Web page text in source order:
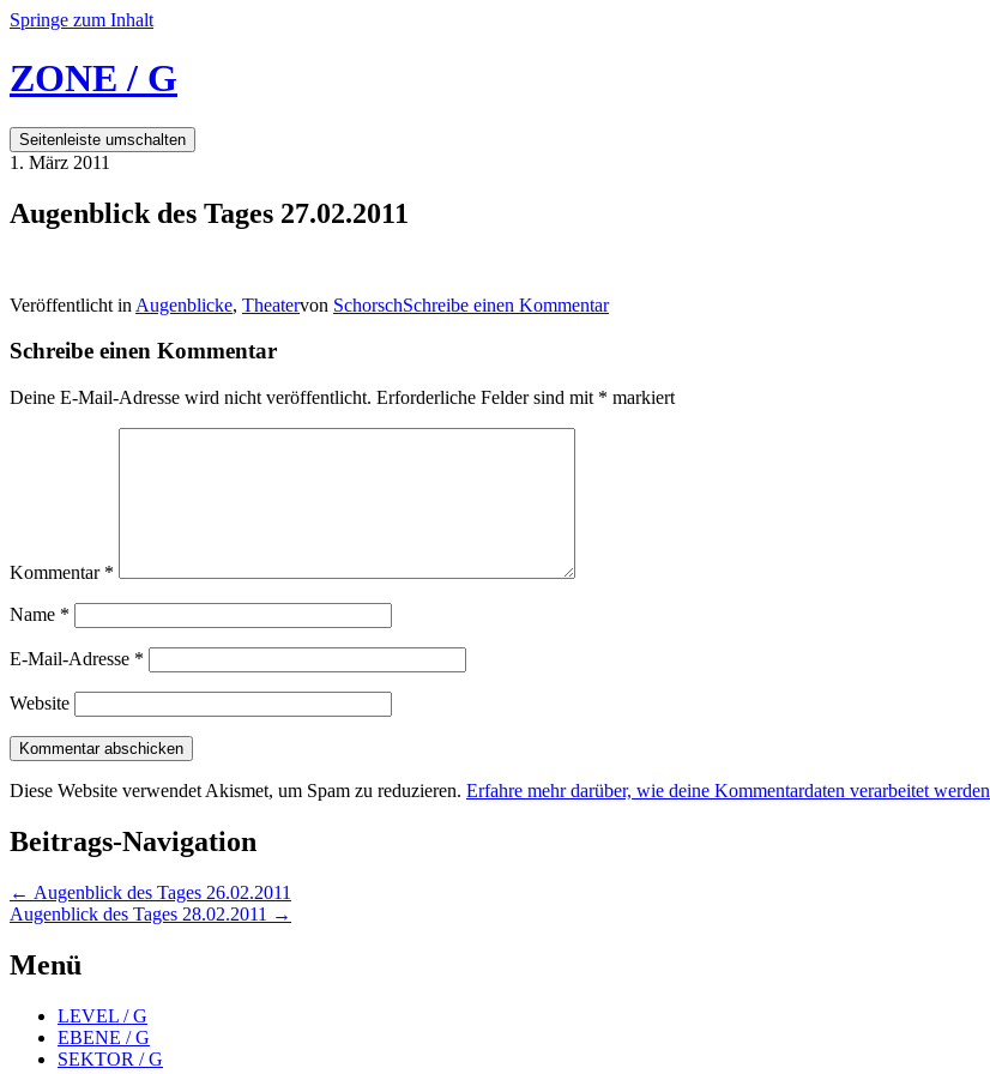
Springe zum Inhalt
ZONE / G
Seitenleiste umschalten
1. März 2011
Augenblick des Tages 27.02.2011
Veröffentlicht in Augenblicke, Theatervon SchorschSchreibe einen Kommentar
Schreibe einen Kommentar
Deine E-Mail-Adresse wird nicht veröffentlicht. Erforderliche Felder sind mit * markiert
Kommentar *
Name *
E-Mail-Adresse *
Website
Diese Website verwendet Akismet, um Spam zu reduzieren. Erfahre mehr darüber, wie deine Kommentardaten verarbeitet werden
Beitrags-Navigation
← Augenblick des Tages 26.02.2011
Augenblick des Tages 28.02.2011 →
Menü
LEVEL / G
EBENE / G
SEKTOR / G